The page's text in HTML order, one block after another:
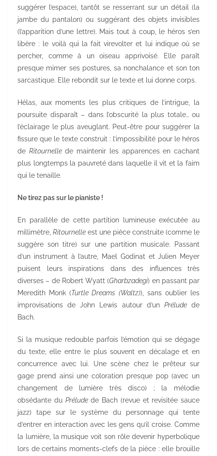
suggérer l’espace), tantôt se resserrant sur un détail (la
jambe du pantalon) ou suggérant des objets invisibles
(l’apparition d’une lettre). Mais tout à coup, le héros s’en
libère : le voilà qui la fait virevolter et lui indique où se
percher, comme à un oiseau apprivoisé. Elle paraît
presque mimer ses postures, sa nonchalance et son ton
sarcastique. Elle rebondit sur le texte et lui donne corps.
Hélas, aux moments les plus critiques de l’intrigue, la
poursuite disparaît – dans l’obscurité la plus totale… ou
l’éclairage le plus aveuglant. Peut-être pour suggérer la
fissure que le texte construit : l’impossibilité pour le héros
de Ritournellede maintenir les apparences en cachant
plus longtemps la pauvreté dans laquelle il vit et la faim
qui le tenaille.
Ne tirez pas sur le pianiste !
En parallèle de cette partition lumineuse exécutée au
millimètre, Ritournelle est une pièce construite (comme le
suggère son titre) sur une partition musicale. Passant
d’un instrument à l’autre, Mael Godinat et Julien Meyer
puisent leurs inspirations dans des influences très
diverses – de Robert Wyatt (Gharbzadegi) en passant par
Meredith Monk (Turtle Dreams (Waltz)), sans oublier les
improvisations de John Lewis autour d’un Préludede
Bach.
Si la musique redouble parfois l’émotion qui se dégage
du texte, elle entre le plus souvent en décalage et en
concurrence avec lui. Une scène chez le prêteur sur
gage prend ainsi une coloration presque pop (avec un
changement de lumière très disco) ; la mélodie
obsédante du Préludede Bach (revue et revisitée sauce
jazz) tape sur le système du personnage qui tente
d’entrer en interaction avec les gens qu’il croise. Comme
la lumière, la musique voit son rôle devenir hyperbolique
lors de certains moments-clefs de la pièce : elle brouille